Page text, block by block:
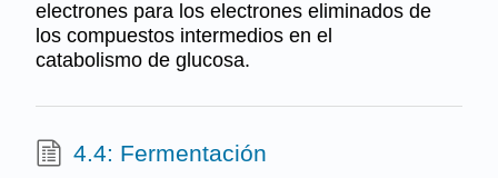
electrones para los electrones eliminados de
los compuestos intermedios en el
catabolismo de glucosa.
4.4: Fermentación